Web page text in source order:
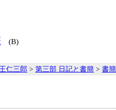
(B)
仁三郎 >第三部 日記と書簡 >書簡